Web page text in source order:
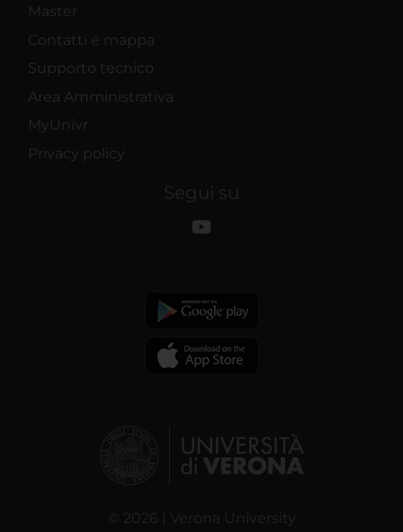
Master
Contatti e mappa
Supporto tecnico
Area Amministrativa
MyUnivr
Privacy policy
Segui su
© 2026 | Verona University